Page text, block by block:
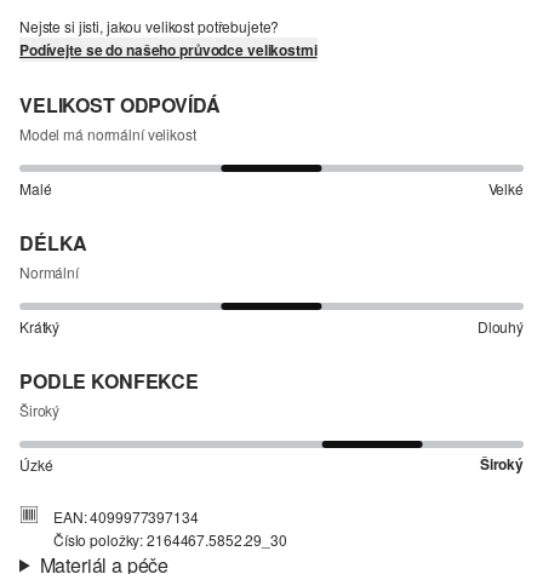
Nejste si jisti, jakou velikost potřebujete?
Podívejte se do našeho průvodce velikostmi
VELIKOST ODPOVÍDÁ
Model má normální velikost
Malé Velké
DÉLKA
Normální
Krátký Dlouhý
PODLE KONFEKCE
Široký
Úzké Široký
EAN: 4099977397134
Číslo položky: 2164467.5852.29_30
Materiál a péče